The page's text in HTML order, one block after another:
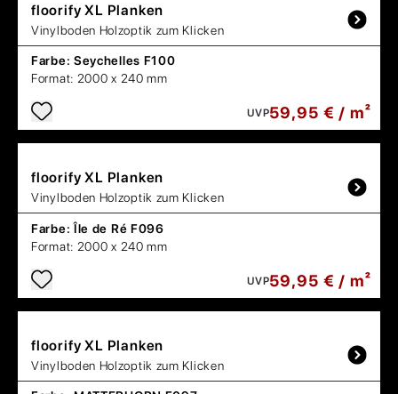
floorify XL Planken
Vinylboden Holzoptik zum Klicken
Farbe: Seychelles F100
Format: 2000 x 240 mm
UVP59,95 € / m²
floorify XL Planken
Vinylboden Holzoptik zum Klicken
Farbe:Île de Ré F096
Format: 2000 x 240 mm
UVP59,95 € / m²
floorify XL Planken
Vinylboden Holzoptik zum Klicken